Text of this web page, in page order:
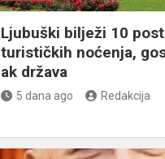
Ljubuški bilježi 10
turističkih noćenja,
ak država
5 dana ago Redakcija